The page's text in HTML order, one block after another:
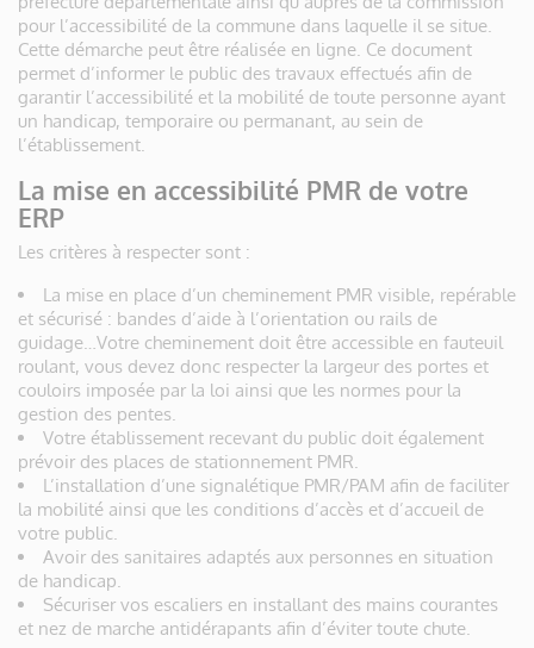
pour l’accessibilité de la commune dans laquelle il se situe.
Cette démarche peut être réalisée en ligne. Ce document
permet d’informer le public des travaux effectués afin de
garantir l’accessibilité et la mobilité de toute personne ayant
un handicap, temporaire ou permanant, au sein de
l’établissement.
La mise en accessibilité PMR de votre
ERP
Les critères à respecter sont :
La mise en place d’un cheminement PMR visible, repérable
et sécurisé : bandes d’aide à l’orientation ou rails de
guidage…Votre cheminement doit être accessible en fauteuil
roulant, vous devez donc respecter la largeur des portes et
couloirs imposée par la loi ainsi que les normes pour la
gestion des pentes.
Votre établissement recevant du public doit également
prévoir des places de stationnement PMR.
L’installation d’une signalétique PMR/PAM afin de faciliter
la mobilité ainsi que les conditions d’accès et d’accueil de
votre public.
Avoir des sanitaires adaptés aux personnes en situation
de handicap.
Sécuriser vos escaliers en installant des mains courantes
et nez de marche antidérapants afin d’éviter toute chute.